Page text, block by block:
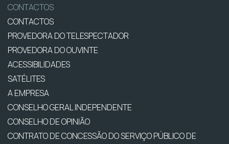
CONTACTOS
CONTACTOS
PROVEDORA DO TELESPECTADOR
PROVEDORA DO OUVINTE
ACESSIBILIDADES
SATÉLITES
A EMPRESA
CONSELHO GERAL INDEPENDENTE
CONSELHO DE OPINIÃO
CONTRATO DE CONCESSÃO DO SERVIÇO PÚBLICO DE